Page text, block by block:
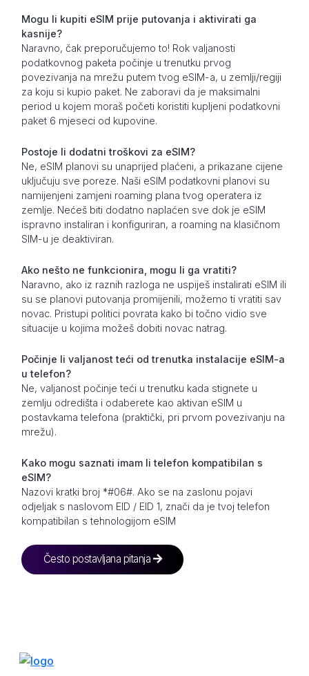
Mogu li kupiti eSIM prije putovanja i aktivirati ga
kasnije?
Naravno, čak preporučujemo to! Rok valjanosti
podatkovnog paketa počinje u trenutku prvog
povezivanja na mrežu putem tvog eSIM-a, u zemlji/regiji
za koju si kupio paket. Ne zaboravi da je maksimalni
period u kojem moraš početi koristiti kupljeni podatkovni
paket 6 mjeseci od kupovine.
Postoje li dodatni troškovi za eSIM?
Ne, eSIM planovi su unaprijed plaćeni, a prikazane cijene
uključuju sve poreze. Naši eSIM podatkovni planovi su
namijenjeni zamjeni roaming plana tvog operatera iz
zemlje. Nećeš biti dodatno naplaćen sve dok je eSIM
ispravno instaliran i konfiguriran, a roaming na klasičnom
SIM-u je deaktiviran.
Ako nešto ne funkcionira, mogu li ga vratiti?
Naravno, ako iz raznih razloga ne uspiješ instalirati eSIM ili
su se planovi putovanja promijenili, možemo ti vratiti sav
novac. Pristupi politici povrata kako bi točno vidio sve
situacije u kojima možeš dobiti novac natrag.
Počinje li valjanost teći od trenutka instalacije eSIM-a
u telefon?
Ne, valjanost počinje teći u trenutku kada stignete u
zemlju odredišta i odaberete kao aktivan eSIM u
postavkama telefona (praktički, pri prvom povezivanju na
mrežu).
Kako mogu saznati imam li telefon kompatibilan s
eSIM?
Nazovi kratki broj *#06#. Ako se na zaslonu pojavi
odjeljak s naslovom EID / EID 1, znači da je tvoj telefon
kompatibilan s tehnologijom eSIM
Često postavljana pitanja